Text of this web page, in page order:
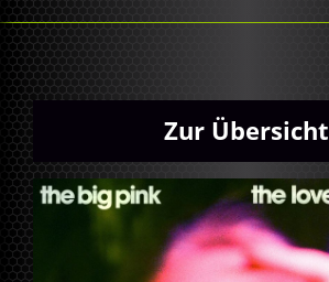
Zur Übersicht